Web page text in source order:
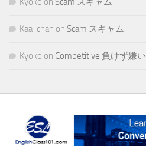
Kaa-chan on Scam スキャム
Kyoko on Competitive 負けず嫌い